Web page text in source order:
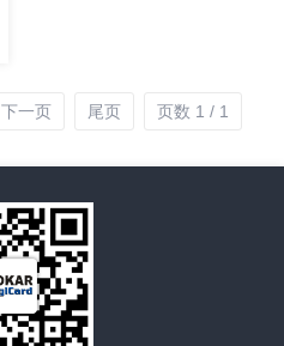
下一页 尾页 页数 1 / 1